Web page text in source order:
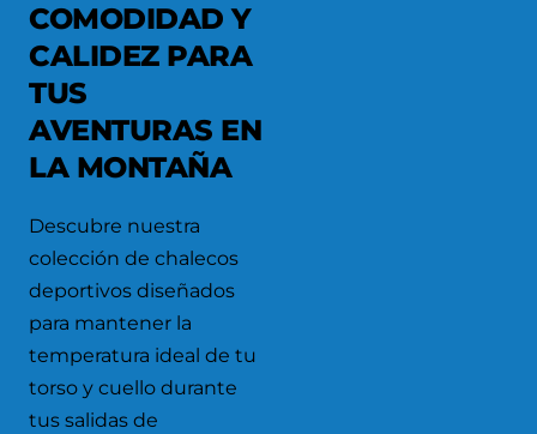
COMODIDAD Y
CALIDEZ PARA
TUS
AVENTURAS EN
LA MONTAÑA
Descubre nuestra
colección de chalecos
deportivos diseñados
para mantener la
temperatura ideal de tu
torso y cuello durante
tus salidas de